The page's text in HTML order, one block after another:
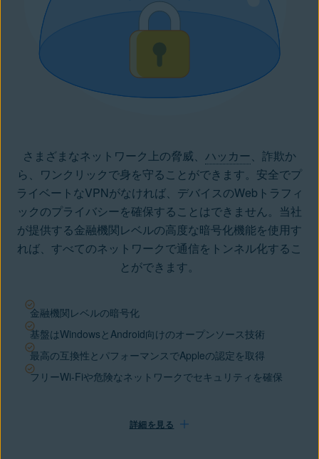
さまざまなネットワーク上の脅威、 ハッカー、詐欺か
ら、ワンクリックで身を守ることができます。安全でプ
ライベートなVPNがなければ、デバイスのWebトラフィ
ックのプライバシーを確保することはできません。当社
が提供する金融機関レベルの高度な暗号化機能を使用す
れば、すべてのネットワークで通信をトンネル化するこ
とができます。
金融機関レベルの暗号化
基盤はWindowsとAndroid向けのオープンソース技術
最高の互換性とパフォーマンスでAppleの認定を取得
フリーWi-Fiや危険なネットワークでセキュリティを確保
詳細を見る